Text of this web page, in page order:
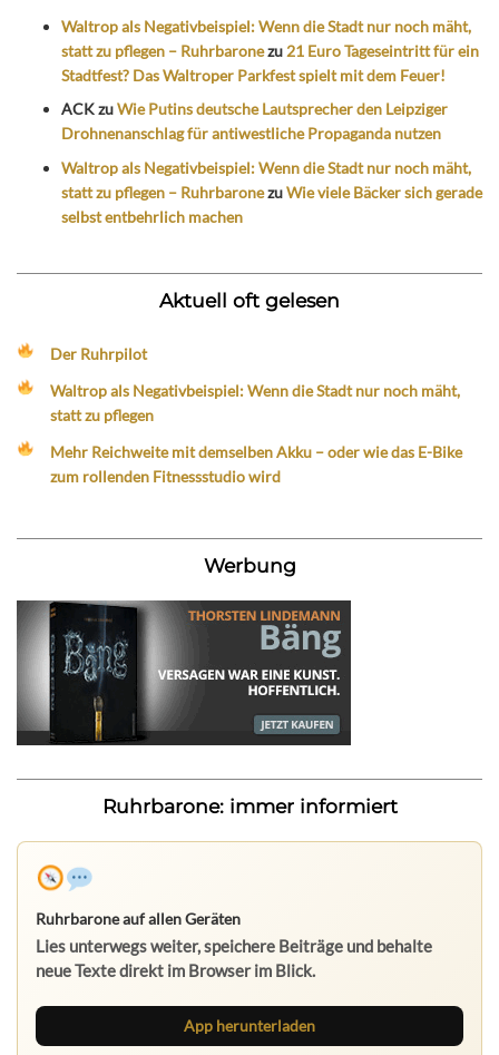
Waltrop als Negativbeispiel: Wenn die Stadt nur noch mäht,
statt zu pflegen – Ruhrbaronezu 21 Euro Tageseintritt für ein
Stadtfest? Das Waltroper Parkfest spielt mit dem Feuer!
ACKzuWie Putins deutsche Lautsprecher den Leipziger
Drohnenanschlag für antiwestliche Propaganda nutzen
Waltrop als Negativbeispiel: Wenn die Stadt nur noch mäht,
statt zu pflegen – RuhrbaronezuWie viele Bäcker sich gerade
selbst entbehrlich machen
Aktuell oft gelesen
Der Ruhrpilot
Waltrop als Negativbeispiel: Wenn die Stadt nur noch mäht,
statt zu pflegen
Mehr Reichweite mit demselben Akku – oder wie das E-Bike
zum rollenden Fitnessstudio wird
Werbung
Ruhrbarone: immer informiert
Ruhrbarone auf allen Geräten
Lies unterwegs weiter, speichere Beiträge und behalte
neue Texte direkt im Browser im Blick.
App herunterladen